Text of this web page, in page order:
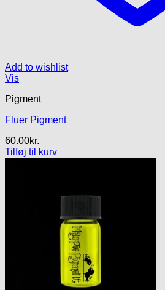
Add to wishlist
Vis
Pigment
Fluer Pigment
60.00kr.
Tilføj til kurv